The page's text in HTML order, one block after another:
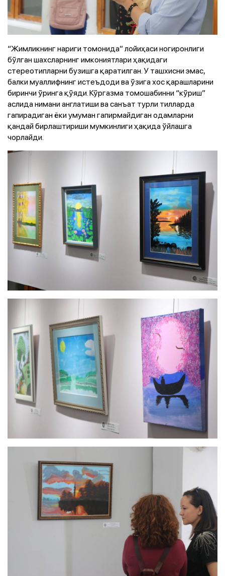
“Жимликнинг нариги томонида” лойиҳаси ногиронлиги
бўлган шахсларнинг имкониятлари ҳақидаги
стереотипларни бузишга қаратилган. У ташхисни эмас,
балки муаллифнинг истеъдоди ва ўзига хос қарашларини
биринчи ўринга қўяди. Кўргазма томошабинни “кўриш”
аслида нимани англатиши ва санъат турли тилларда
гапирадиган ёки умуман гапирмайдиган одамларни
қандай бирлаштириши мумкинлиги ҳақида ўйлашга
чорлайди.